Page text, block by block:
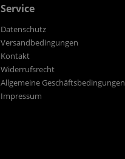
Service
Datenschutz
Versandbedingungen
Kontakt
Widerrufsrecht
Allgemeine Geschäftsbedingungen
Impressum